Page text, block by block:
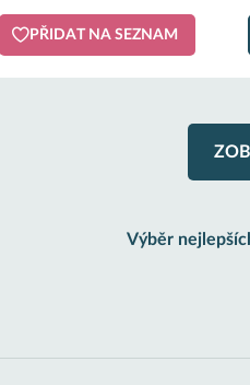
PŘIDAT NA SEZNAM
Výběr